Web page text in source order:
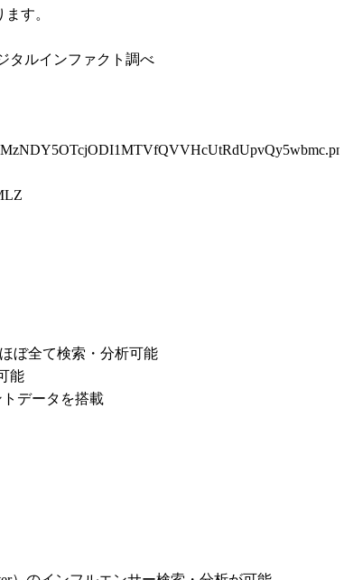
す。
タルインファクト調べ
ぼ全て検索・分析可能
能
データを搭載